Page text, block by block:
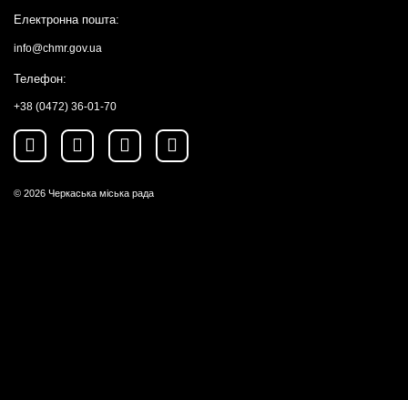
Електронна пошта:
info@chmr.gov.ua
Телефон:
+38 (0472) 36-01-70
© 2026 Черкаська міська рада